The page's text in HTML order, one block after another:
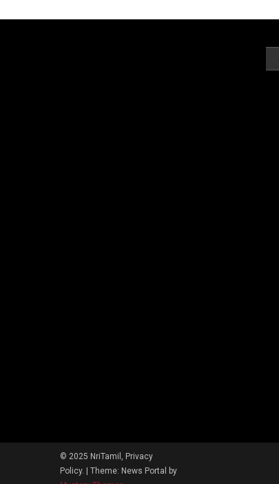
© 2025 NriTamil, Privacy
Policy. | Theme: News Portal by